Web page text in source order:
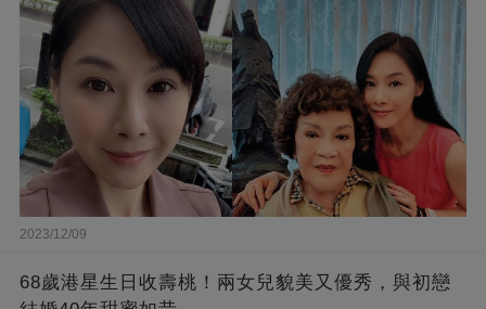
2023/12/09
68歲港星生日收壽桃！兩女兒貌美又優秀，與初戀